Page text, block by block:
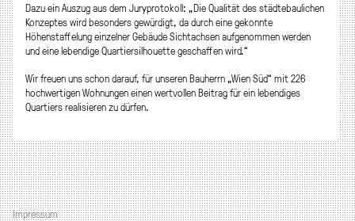
Dazu ein Auszug aus dem Juryprotokoll: „Die Qualität des städtebaulichen
Konzeptes wird besonders gewürdigt, da durch eine gekonnte
Höhenstaffelung einzelner Gebäude Sichtachsen aufgenommen werden
und eine lebendige Quartiersilhouette geschaffen wird.“
Wir freuen uns schon darauf, für unseren Bauherrn „Wien Süd“ mit 226
hochwertigen Wohnungen einen wertvollen Beitrag für ein lebendiges
Quartiers realisieren zu dürfen.
Impressum